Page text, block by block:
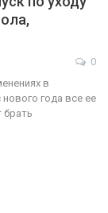
0
в
года все ее
брать